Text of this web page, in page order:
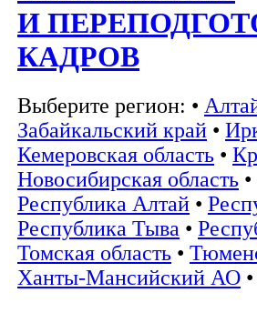
И
КАДРОВ
Выберите регион: •
Забайкальский край •
Кемеровская область •
Новосибирская область •
Республика Алтай •
Республика Тыва •
Томская область •
Ханты-Мансийский АО